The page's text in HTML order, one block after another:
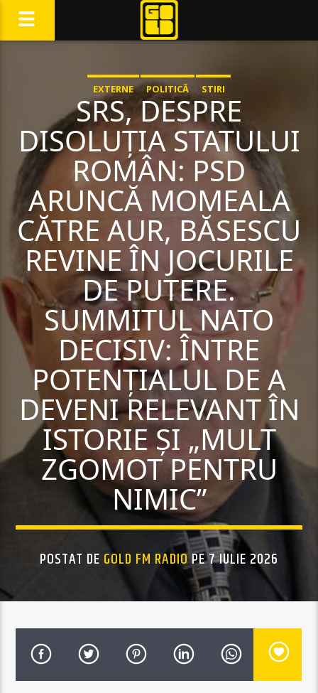
EXTERNE POLITICĂ STIRI
SRS, DESPRE
DISOLUȚIA STATULUI
ROMÂN: PSD
ARUNCĂ MOMEALA
CĂTRE AUR, BĂSESCU
REVINE ÎN JOCURILE
DE PUTERE.
SUMMITUL NATO
DECISIV: ÎNTRE
POTENȚIALUL DE A
DEVENI RELEVANT ÎN
ISTORIE ȘI „MULT
ZGOMOT PENTRU
NIMIC”
POSTAT DE GOLD FM RADIOPE 7 IULIE 2026